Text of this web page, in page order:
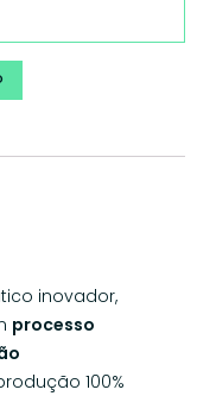
inovador,
processo
100%